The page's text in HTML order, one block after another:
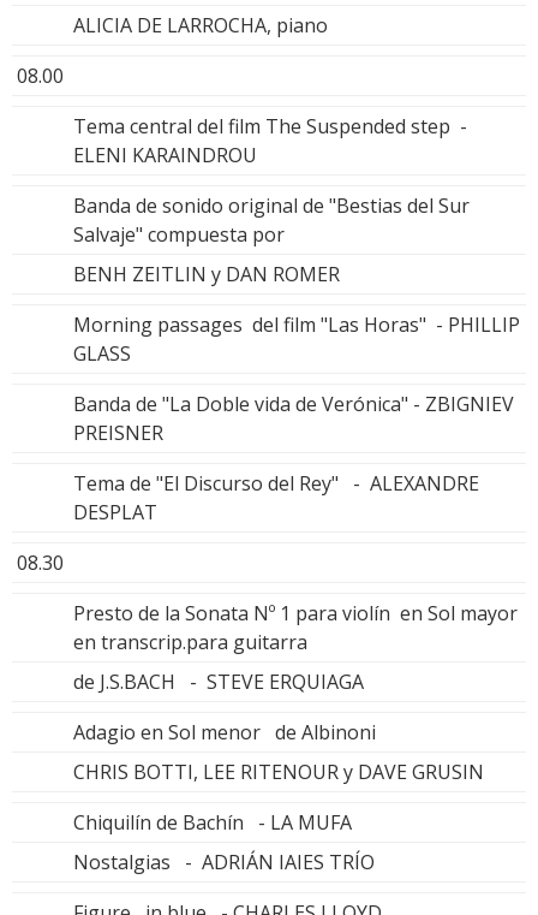
ALICIA DE LARROCHA, piano
08.00
Tema central del film The Suspended step -
ELENI KARAINDROU
Banda de sonido original de "Bestias del Sur
Salvaje" compuesta por
BENH ZEITLIN y DAN ROMER
Morning passages del film "Las Horas" - PHILLIP
GLASS
Banda de "La Doble vida de Verónica" - ZBIGNIEV
PREISNER
Tema de "El Discurso del Rey" - ALEXANDRE
DESPLAT
08.30
Presto de la Sonata Nº 1 para violín en Sol mayor
en transcrip.para guitarra
de J.S.BACH - STEVE ERQUIAGA
Adagio en Sol menor de Albinoni
CHRIS BOTTI, LEE RITENOUR y DAVE GRUSIN
Chiquilín de Bachín - LA MUFA
Nostalgias - ADRIÁN IAIES TRÍO